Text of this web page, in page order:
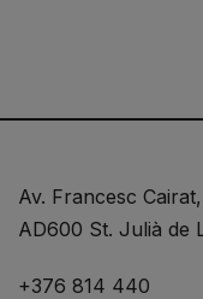
Av. Francesc
AD600 St. Julià de
+376 814 440